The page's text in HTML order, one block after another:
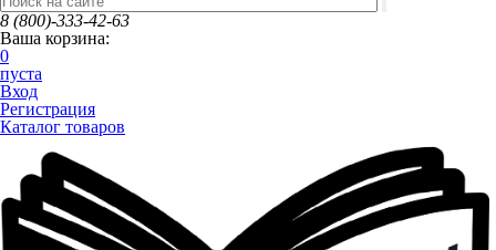
8 (800)-333-42-63
Ваша корзина:
0
пуста
Вход
Регистрация
Каталог товаров